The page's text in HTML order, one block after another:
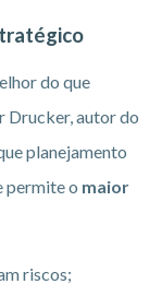
do que
Drucker, autor do
planejamento
permite o maior
riscos;